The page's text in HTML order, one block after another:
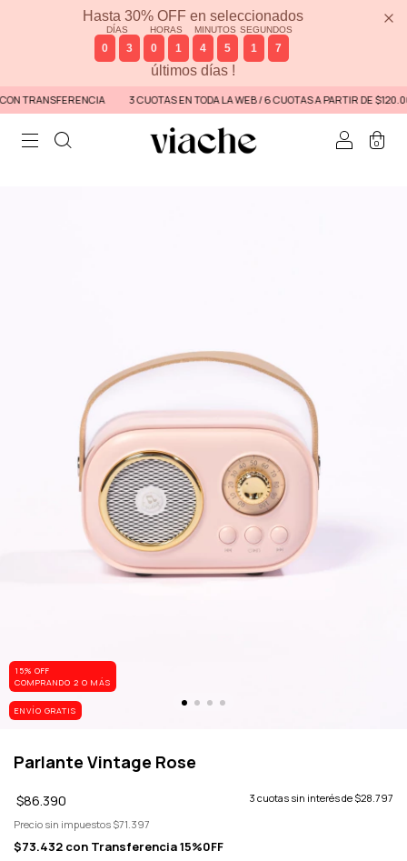
Hasta 30% OFF en seleccionados
DÍAS
0 3
HORAS
0 1
MINUTOS
4 5
SEGUNDOS
1
últimos días !
TRANSFERENCIA 3 CUOTAS EN TODA LA WEB / 6 CUOTAS A PARTIR DE $120.000
0
15% OFF
COMPRANDO 2 O MÁS
ENVÍO GRATIS
Parlante Vintage Rose
$86.390 3 cuotas sin interés de $28.797
Precio sin impuestos $71.397
$73.432 con Transferencia 15%0FF